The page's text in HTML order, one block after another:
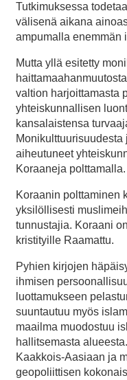
Tutkimuksessa
välisenä aikana
ampumalla enemmän
Mutta yllä esitetty
valtion harjoittamasta
yhteiskunnallisen
kansalaistensa
aiheutuneet
Koraaneja polttamalla.
Koraanin polttaminen
yksilöllisesti
tunnustajia. Koraani
kristityille Raamattu.
Pyhien kirjojen
ihmisen
luottamukseen
suuntautuu myös
maailma muodostuu
hallitsemasta
Kaakkois-Aasiaan ja
geopoliittisen